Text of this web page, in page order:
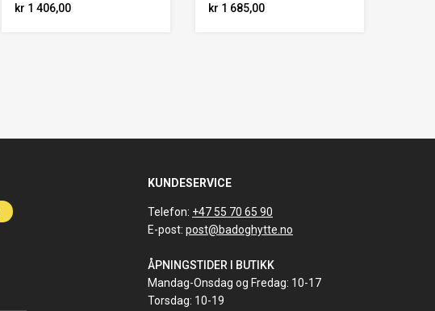
kr 1 406,00 kr 1 685,00
KUNDESERVICE
Telefon: +47 55 70 65 90
E-post: post@badoghytte.no
ÅPNINGSTIDER I BUTIKK
Mandag-Onsdag og Fredag: 10-17
Torsdag: 10-19